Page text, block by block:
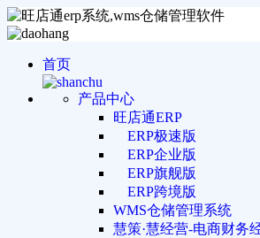
首页
产品中心
旺店通ERP
ERP极速版
ERP企业版
ERP旗舰版
ERP跨境版
WMS仓储管理系统
慧策·慧经营-电商财务